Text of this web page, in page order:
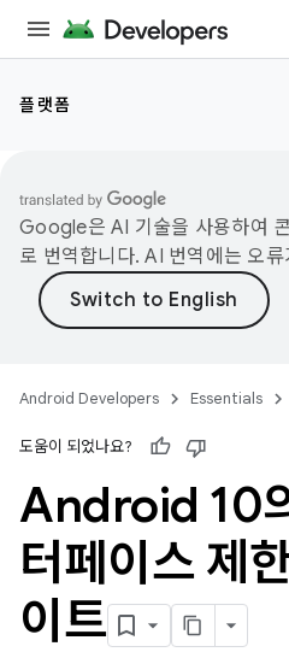
플랫폼
Google은 AI 기술을 사용하여
로 번역합니다. AI 번역에는 오
Android Developers Essentials
도움이 되었나요?
Android 10
터페이스 제
이트